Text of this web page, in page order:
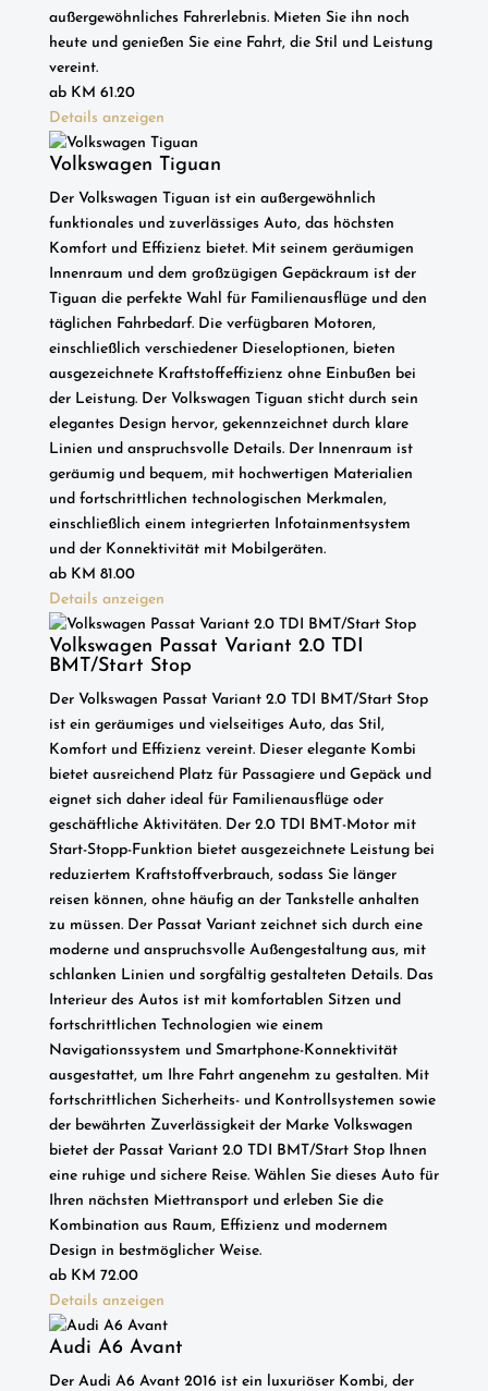
außergewöhnliches Fahrerlebnis. Mieten Sie ihn noch
heute und genießen Sie eine Fahrt, die Stil und Leistung
vereint.
ab KM 61.20
Details anzeigen
Volkswagen Tiguan
Der Volkswagen Tiguan ist ein außergewöhnlich
funktionales und zuverlässiges Auto, das höchsten
Komfort und Effizienz bietet. Mit seinem geräumigen
Innenraum und dem großzügigen Gepäckraum ist der
Tiguan die perfekte Wahl für Familienausflüge und den
täglichen Fahrbedarf. Die verfügbaren Motoren,
einschließlich verschiedener Dieseloptionen, bieten
ausgezeichnete Kraftstoffeffizienz ohne Einbußen bei
der Leistung. Der Volkswagen Tiguan sticht durch sein
elegantes Design hervor, gekennzeichnet durch klare
Linien und anspruchsvolle Details. Der Innenraum ist
geräumig und bequem, mit hochwertigen Materialien
und fortschrittlichen technologischen Merkmalen,
einschließlich einem integrierten Infotainmentsystem
und der Konnektivität mit Mobilgeräten.
ab KM 81.00
Details anzeigen
Volkswagen Passat Variant 2.0 TDI
BMT/Start Stop
Der Volkswagen Passat Variant 2.0 TDI BMT/Start Stop
ist ein geräumiges und vielseitiges Auto, das Stil,
Komfort und Effizienz vereint. Dieser elegante Kombi
bietet ausreichend Platz für Passagiere und Gepäck und
eignet sich daher ideal für Familienausflüge oder
geschäftliche Aktivitäten. Der 2.0 TDI BMT-Motor mit
Start-Stopp-Funktion bietet ausgezeichnete Leistung bei
reduziertem Kraftstoffverbrauch, sodass Sie länger
reisen können, ohne häufig an der Tankstelle anhalten
zu müssen. Der Passat Variant zeichnet sich durch eine
moderne und anspruchsvolle Außengestaltung aus, mit
schlanken Linien und sorgfältig gestalteten Details. Das
Interieur des Autos ist mit komfortablen Sitzen und
fortschrittlichen Technologien wie einem
Navigationssystem und Smartphone-Konnektivität
ausgestattet, um Ihre Fahrt angenehm zu gestalten. Mit
fortschrittlichen Sicherheits- und Kontrollsystemen sowie
der bewährten Zuverlässigkeit der Marke Volkswagen
bietet der Passat Variant 2.0 TDI BMT/Start Stop Ihnen
eine ruhige und sichere Reise. Wählen Sie dieses Auto für
Ihren nächsten Miettransport und erleben Sie die
Kombination aus Raum, Effizienz und modernem
Design in bestmöglicher Weise.
ab KM 72.00
Details anzeigen
Audi A6 Avant
Der Audi A6 Avant 2016 ist ein luxuriöser Kombi, der